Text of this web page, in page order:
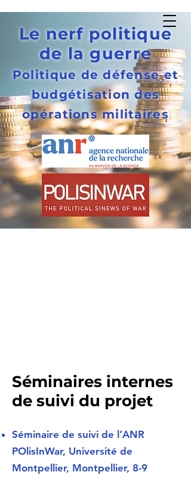
PolisInWar
Le nerf politique
de la guerre
Politique de défense et
budgétisation des
opérations militaires
Séminaires internes
de suivi du projet
Séminaire de suivi de l’ANR
POlisInWar, Université de
Montpellier, Montpellier, 8-9